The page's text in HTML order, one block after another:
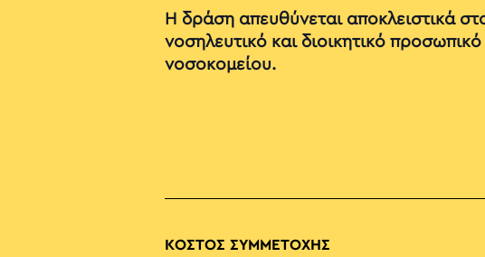
Η δράση απευθύνεται αποκλειστικά
νοσηλευτικό και διοικητικό προσωπικό
νοσοκομείου.
ΚΟΣΤΟΣ ΣΥΜΜΕΤΟΧΗΣ